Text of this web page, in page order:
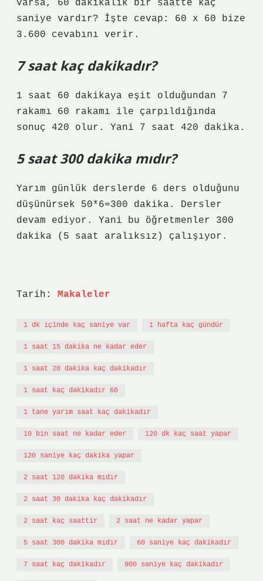
varsa, 60 dakikalık bir saatte kaç
saniye vardır? İşte cevap: 60 x 60 bize
3.600 cevabını verir.
7 saat kaç dakikadır?
1 saat 60 dakikaya eşit olduğundan 7
rakamı 60 rakamı ile çarpıldığında
sonuç 420 olur. Yani 7 saat 420 dakika.
5 saat 300 dakika mıdır?
Yarım günlük derslerde 6 ders olduğunu
düşünürsek 50*6=300 dakika. Dersler
devam ediyor. Yani bu öğretmenler 300
dakika (5 saat aralıksız) çalışıyor.
Tarih: Makaleler
1 dk içinde kaç saniye var 1 hafta kaç gündür
1 saat 15 dakika ne kadar eder
1 saat 20 dakika kaç dakikadır
1 saat kaç dakikadır 60
1 tane yarım saat kaç dakikadır
10 bin saat ne kadar eder 120 dk kaç saat yapar
120 saniye kaç dakika yapar
2 saat 120 dakika mıdır
2 saat 30 dakika kaç dakikadır
2 saat kaç saattir 2 saat ne kadar yapar
5 saat 300 dakika mıdır 60 saniye kaç dakikadır
7 saat kaç dakikadır 900 saniye kaç dakikadır